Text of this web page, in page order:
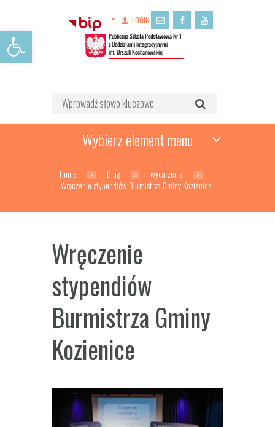
Open toolbar
LOGIN
Wybierz element menu
Home Blog
wydarzenia
Wręczenie stypendiów Burmistrza Gminy Kozienice
Wręczenie
stypendiów
Burmistrza Gminy
Kozienice